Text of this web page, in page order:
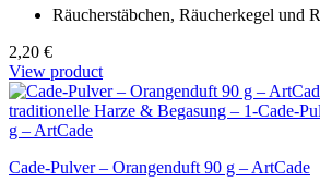
Räucherstäbchen, Räucherkegel und
2,20 €
View product
Cade-Pulver – Orangenduft 90 g – ArtCade